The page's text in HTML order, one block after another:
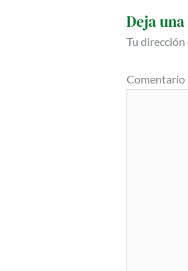
Deja
Tu
Comentario